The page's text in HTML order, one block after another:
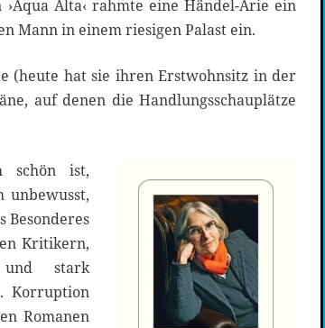
Alta‹ rahmte eine Händel-Arie ein
Mann in einem riesigen Palast ein.
(heute hat sie ihren Erstwohnsitz in der
auf denen die Handlungsschauplätze
schön ist,
unbewusst,
Besonderes
Kritikern,
stark
Korruption
Romanen